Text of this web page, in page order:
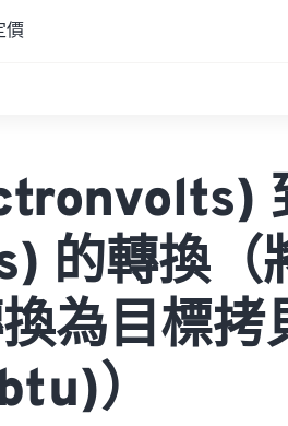
價
的轉換（
為目標拷
）